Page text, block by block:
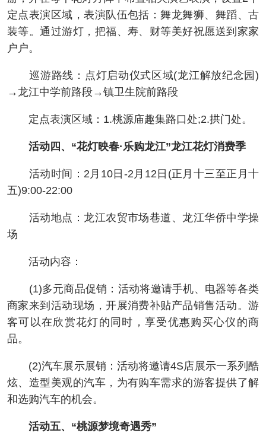
定点表演区域，表演队伍包括：舞龙舞狮、舞蹈、古
装等。通过游灯，把福、寿、财等美好祝愿送到家家
户户。
巡游路线：点灯启动仪式区域(龙江解放纪念园)
→龙江中学前路段→镇卫生院前路段
定点表演区域：1.桃源庙趣集路口处;2.拱门处。
活动四、“花灯映春·乐购龙江”龙江花灯消费季
活动时间：2月10日-2月12日(正月十三至正月十
五)9:00-22:00
活动地点：龙江农贸市场巷道、龙江华侨中学操
场
活动内容：
(1)多元商品促销：活动将邀请手机、电器等各类
商家来到活动现场，开展消费补贴产品销售活动。游
客可以在欣赏花灯的同时，享受优惠购买心仪的商
品。
(2)汽车展示展销：活动将邀请4S店展示一系列酷
炫、造型美观的汽车，为有购车需求的游客提供了解
和选购汽车的机会。
活动五、“桃源梦境奇遇秀”